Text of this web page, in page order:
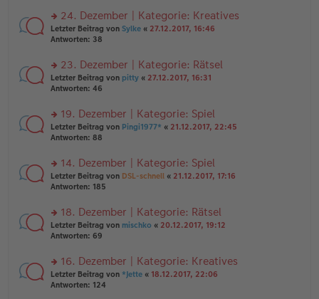
tr
a
g
e
n
er
tr
a
g
n
g
el
e
n
er
tr
a
g
rs
te
n
g
el
e
n
er
tr
a
g
24. Dezember | Kategorie: Kreatives
Letzter Beitrag von Sylke « 27.12.2017, 16:46
Antworten: 38
rs
te
n
g
el
e
n
er
tr
a
g
23. Dezember | Kategorie: Rätsel
Letzter Beitrag von pitty « 27.12.2017, 16:31
Antworten: 46
rs
te
n
g
el
e
n
er
tr
a
g
19. Dezember | Kategorie: Spiel
Letzter Beitrag von Pingi1977* « 21.12.2017, 22:45
Antworten: 88
rs
te
n
g
el
e
n
er
14. Dezember | Kategorie: Spiel
Letzter Beitrag von DSL-schnell « 21.12.2017, 17:16
Antworten: 185
rs
te
n
g
el
18. Dezember | Kategorie: Rätsel
Letzter Beitrag von mischko « 20.12.2017, 19:12
Antworten: 69
rs
te
16. Dezember | Kategorie: Kreatives
Letzter Beitrag von *Jette « 18.12.2017, 22:06
Antworten: 124